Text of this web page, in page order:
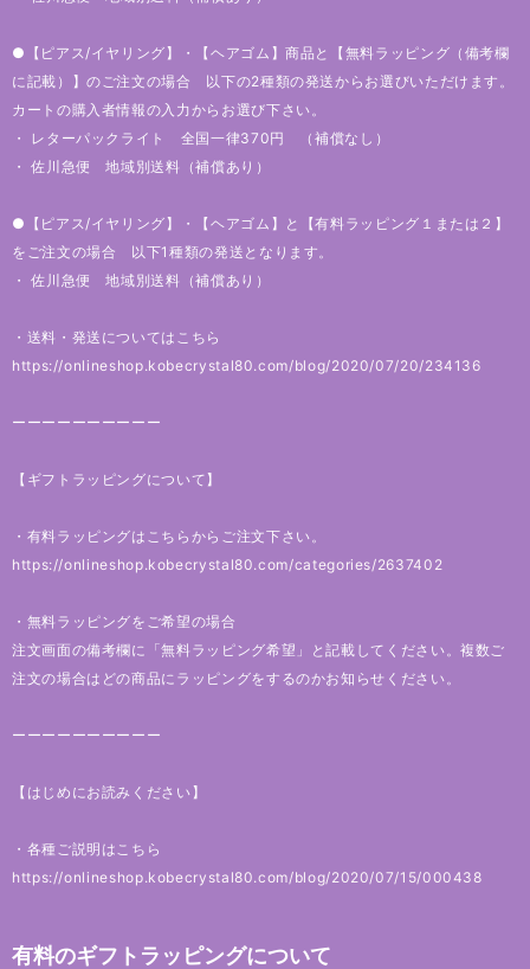
●【ピアス/イヤリング】・【ヘアゴム】商品と【無料ラッピング（備考欄
に記載）】のご注文の場合 以下の2種類の発送からお選びいただけます。
カートの購入者情報の入力からお選び下さい。
・ レターパックライト 全国一律370円 （補償なし）
・ 佐川急便 地域別送料（補償あり）
●【ピアス/イヤリング】・【ヘアゴム】と【有料ラッピング１または２】
をご注文の場合 以下1種類の発送となります。
・ 佐川急便 地域別送料（補償あり）
・送料・発送についてはこちら
https://onlineshop.kobecrystal80.com/blog/2020/07/20/234136
ーーーーーーーーーー
【ギフトラッピングについて】
・有料ラッピングはこちらからご注文下さい。
https://onlineshop.kobecrystal80.com/categories/2637402
・無料ラッピングをご希望の場合
注文画面の備考欄に「無料ラッピング希望」と記載してください。複数ご
注文の場合はどの商品にラッピングをするのかお知らせください。
ーーーーーーーーーー
【はじめにお読みください】
・各種ご説明はこちら
https://onlineshop.kobecrystal80.com/blog/2020/07/15/000438
有料のギフトラッピングについて